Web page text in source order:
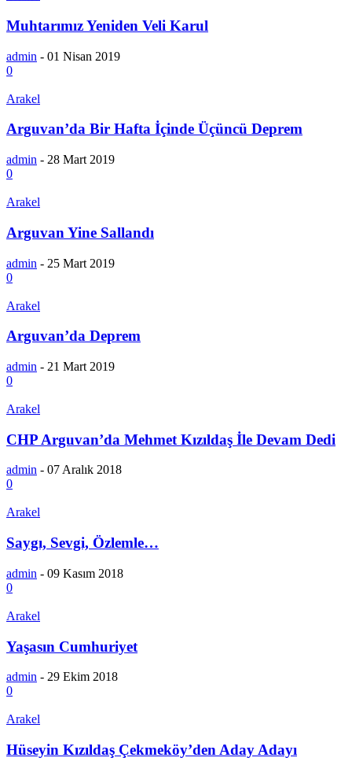
Muhtarımız Yeniden Veli Karul
admin - 01 Nisan 2019
0
Arakel
Arguvan’da Bir Hafta İçinde Üçüncü Deprem
admin - 28 Mart 2019
0
Arakel
Arguvan Yine Sallandı
admin - 25 Mart 2019
0
Arakel
Arguvan’da Deprem
admin - 21 Mart 2019
0
Arakel
CHP Arguvan’da Mehmet Kızıldaş İle Devam Dedi
admin - 07 Aralık 2018
0
Arakel
Saygı, Sevgi, Özlemle…
admin - 09 Kasım 2018
0
Arakel
Yaşasın Cumhuriyet
admin - 29 Ekim 2018
0
Arakel
Hüseyin Kızıldaş Çekmeköy’den Aday Adayı